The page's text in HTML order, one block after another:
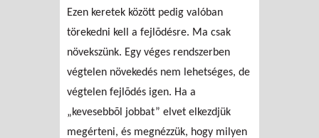
Ezen keretek között pedig valóban
törekedni kell a fejlõdésre. Ma csak
növekszünk. Egy véges rendszerben
végtelen növekedés nem lehetséges, de
végtelen fejlõdés igen. Ha a
„kevesebbõl jobbat” elvet elkezdjük
megérteni, és megnézzük, hogy milyen